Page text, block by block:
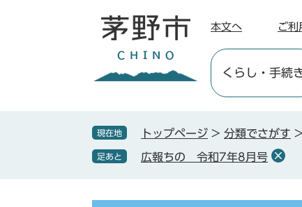
本文へ ご利
くらし ・手続
現在地 トップページ > 分類でさがす
足あと 広報ちの 令和7年8月号